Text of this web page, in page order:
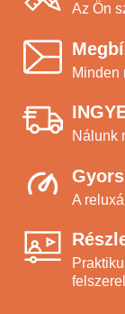
Az Ön
Minden
Nálunk
A